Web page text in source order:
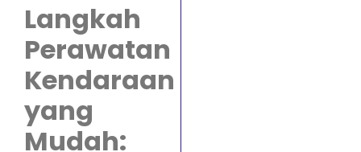
Langkah
Perawatan
Kendaraan
yang
Mudah: